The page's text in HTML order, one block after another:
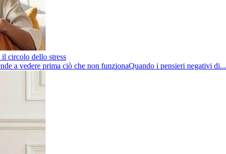
il circolo dello stress
a vedere prima ciò che non funzionaQuando i pensieri negativi di...